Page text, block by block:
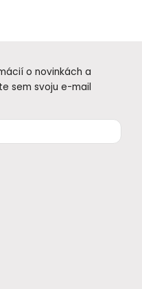
o novinkách a
sem svoju e-mail